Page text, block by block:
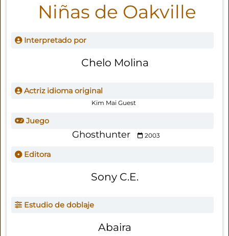
Niñas de Oakville
Interpretado por
Chelo Molina
Actriz idioma original
Kim Mai Guest
Juego
Ghosthunter 2003
Editora
Sony C.E.
Estudio de doblaje
Abaira